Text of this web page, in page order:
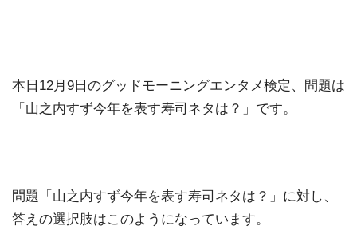
本日12月9日のグッドモーニングエンタメ検定、問題は
「山之内すず今年を表す寿司ネタは？」です。
問題「山之内すず今年を表す寿司ネタは？」に対し、
答えの選択肢はこのようになっています。